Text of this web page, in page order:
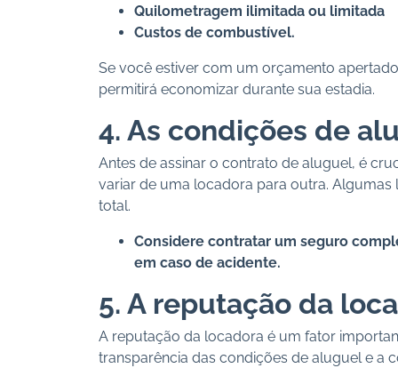
Quilometragem ilimitada ou limitada
Custos de combustível.
Se você estiver com um orçamento
permitirá economizar durante sua estadia.
4. As condições de
Antes de assinar o contrato de aluguel, é
variar de uma locadora para outra.
total.
Considere contratar um seguro
em caso de acidente.
5. A reputação da
A reputação da locadora é um fator
transparência das condições de aluguel e a